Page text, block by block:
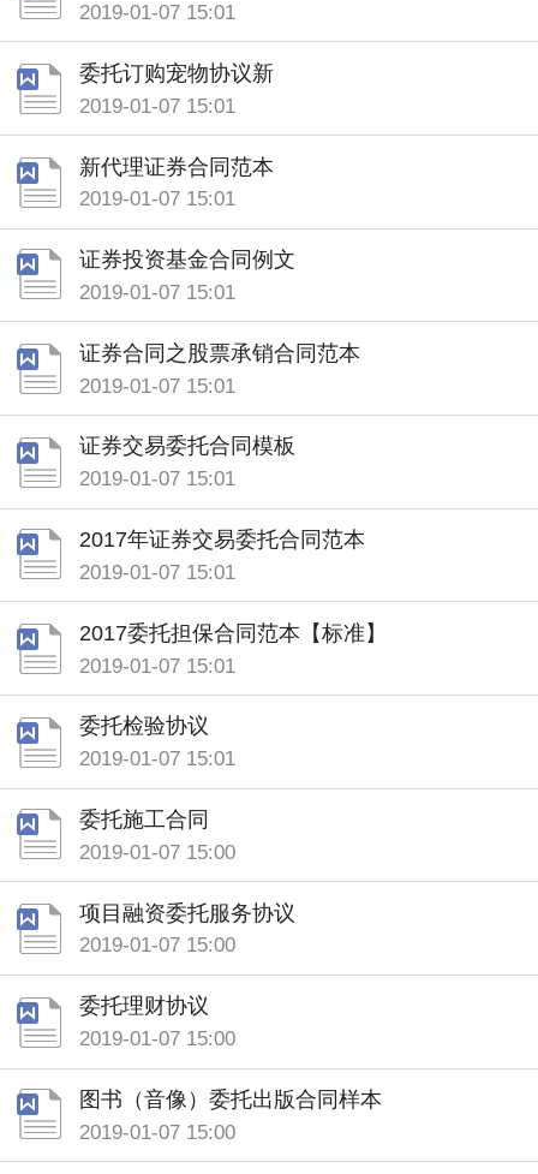
2019-01-07 15:01
委托订购宠物协议新
2019-01-07 15:01
新代理证券合同范本
2019-01-07 15:01
证券投资基金合同例文
2019-01-07 15:01
证券合同之股票承销合同范本
2019-01-07 15:01
证券交易委托合同模板
2019-01-07 15:01
2017年证券交易委托合同范本
2019-01-07 15:01
2017委托担保合同范本【标准】
2019-01-07 15:01
委托检验协议
2019-01-07 15:01
委托施工合同
2019-01-07 15:00
项目融资委托服务协议
2019-01-07 15:00
委托理财协议
2019-01-07 15:00
图书（音像）委托出版合同样本
2019-01-07 15:00